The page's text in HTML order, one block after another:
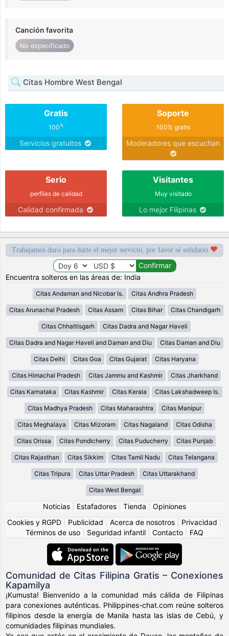
Canción favorita
No especificado
Citas Hombre West Bengal
Gratis
100%
Servicios gratuitos
Soporte
100% gratis
Moderadores que escuchan
Serio
perfiles de calidad
Calidad confirmada
Visitantes
Muy visitado
Lo mejor Filipinas
Trabajamos duro para darte el mejor servicio, por favor sé solidario
Encuentra solteros en las áreas de: India
Citas Andaman and Nicobar Is. Citas Andhra Pradesh
Citas Arunachal Pradesh Citas Assam Citas Bihar Citas Chandigarh
Citas Chhattisgarh Citas Dadra and Nagar Haveli
Citas Dadra and Nagar Haveli and Daman and Diu Citas Daman and Diu
Citas Delhi Citas Goa Citas Gujarat Citas Haryana
Citas Himachal Pradesh Citas Jammu and Kashmir Citas Jharkhand
Citas Karnataka Citas Kashmir Citas Kerala Citas Lakshadweep Is.
Citas Madhya Pradesh Citas Maharashtra Citas Manipur
Citas Meghalaya Citas Mizoram Citas Nagaland Citas Odisha
Citas Orissa Citas Pondicherry Citas Puducherry Citas Punjab
Citas Rajasthan Citas Sikkim Citas Tamil Nadu Citas Telangana
Citas Tripura Citas Uttar Pradesh Citas Uttarakhand
Citas West Bengal
Noticias Estafadores Tienda
Opiniones
Cookies y RGPD
Publicidad Acerca de nosotros Privacidad
Términos de uso
Seguridad infantil Contacto FAQ
Comunidad de Citas Filipina Gratis – Conexiones
Kapamilya
¡Kumusta! Bienvenido a la comunidad más cálida de Filipinas
para conexiones auténticas. Philippines-chat.com reúne solteros
filipinos desde la energía de Manila hasta las islas de Cebú, y
comunidades filipinas mundiales.